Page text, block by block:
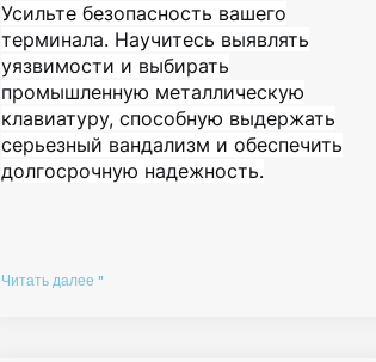
Усильте безопасность вашего
терминала. Научитесь выявлять
уязвимости и выбирать
промышленную металлическую
клавиатуру, способную выдержать
серьезный вандализм и обеспечить
долгосрочную надежность.
Читать далее "